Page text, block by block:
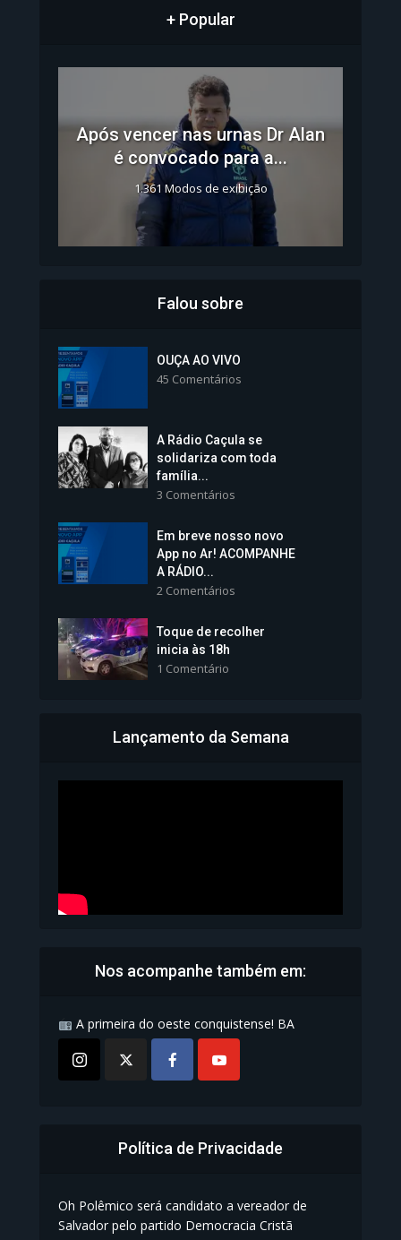
+ Popular
Após vencer nas urnas Dr Alan
é convocado para a...
1.361 Modos de exibição
Colégios da Polícia...
Vice-Prefeita Sheila Lemos
tomará posse nesta...
1.101 Modos de exibição
Bahia inicia emissão da
Falou sobre
OUÇA AO VIVO
45 Comentários
A Rádio Caçula se
solidariza com toda
família...
3 Comentários
Em breve nosso novo
App no Ar! ACOMPANHE
A RÁDIO...
2 Comentários
Toque de recolher
inicia às 18h
1 Comentário
Lançamento da Semana
Nos acompanhe também em:
A primeira do oeste conquistense! BA
Política de Privacidade
Oh Polêmico será candidato a vereador de
Salvador pelo partido Democracia Cristã